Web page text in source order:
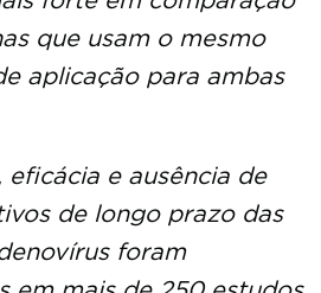
que usam o mesmo
aplicação para ambas
eficácia e ausência de
de longo prazo das
foram